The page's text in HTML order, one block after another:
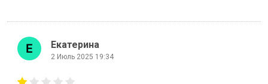
Екатерина
2 Июль 2025 19:34